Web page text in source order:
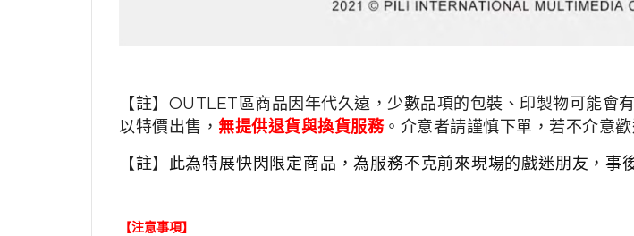
【註】OUTLET區商品因年代久遠，少數品項的包裝、印製物可能
以特價出售， 無提供退貨與換貨服務。介意者請謹慎下單，若不介意歡
【註】 此為特展快閃限定商品，為服務不克前來現場的戲迷朋友，事
【注意事項】